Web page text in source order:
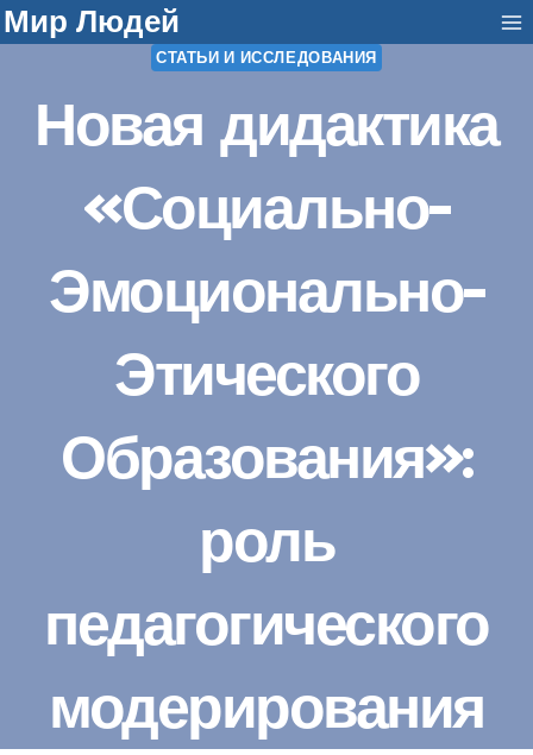
Перейти
к
Мир Людей
СТАТЬИ И ИССЛЕДОВАНИЯ
Новая дидактика
«Социально-
Эмоционально-
Этического
Образования»:
роль
педагогического
модерирования